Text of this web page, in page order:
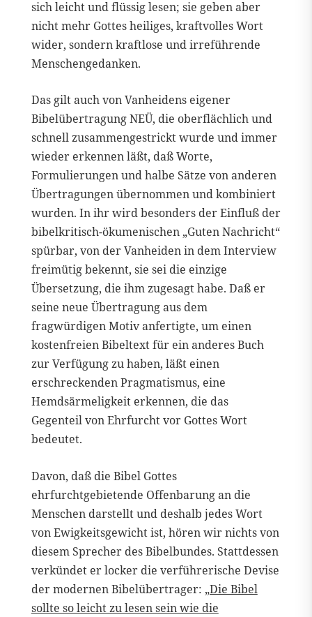
sich leicht und flüssig lesen; sie geben aber
nicht mehr Gottes heiliges, kraftvolles Wort
wider, sondern kraftlose und irreführende
Menschengedanken.
Das gilt auch von Vanheidens eigener
Bibelübertragung NEÜ, die oberflächlich und
schnell zusammengestrickt wurde und immer
wieder erkennen läßt, daß Worte,
Formulierungen und halbe Sätze von anderen
Übertragungen übernommen und kombiniert
wurden. In ihr wird besonders der Einfluß der
bibelkritisch-ökumenischen „Guten Nachricht“
spürbar, von der Vanheiden in dem Interview
freimütig bekennt, sie sei die einzige
Übersetzung, die ihm zugesagt habe. Daß er
seine neue Übertragung aus dem
fragwürdigen Motiv anfertigte, um einen
kostenfreien Bibeltext für ein anderes Buch
zur Verfügung zu haben, läßt einen
erschreckenden Pragmatismus, eine
Hemdsärmeligkeit erkennen, die das
Gegenteil von Ehrfurcht vor Gottes Wort
bedeutet.
Davon, daß die Bibel Gottes
ehrfurchtgebietende Offenbarung an die
Menschen darstellt und deshalb jedes Wort
von Ewigkeitsgewicht ist, hören wir nichts von
diesem Sprecher des Bibelbundes. Stattdessen
verkündet er locker die verführerische Devise
der modernen Bibelübertrager: „Die Bibel
sollte so leicht zu lesen sein wie die